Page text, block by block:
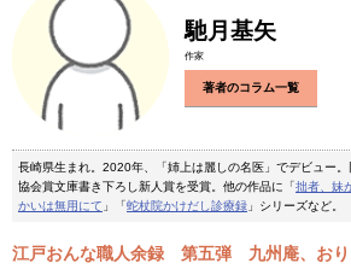
馳月基矢
作家
著者のコラム一覧
長崎県生まれ。2020年、「姉上は麗しの名医」でデビュー
協会賞文庫書き下ろし新人賞を受賞。他の作品に「拙者、妹
かいは無用にて 」「蛇杖院かけだし診療録 」シリーズなど。
江戸おんな職人余録 第五弾 九州庵、おり